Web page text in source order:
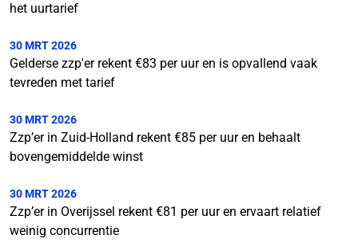
het uurtarief
30 MRT 2026
Gelderse zzp'er rekent €83 per uur en is opvallend vaak
tevreden met tarief
30 MRT 2026
Zzp’er in Zuid-Holland rekent €85 per uur en behaalt
bovengemiddelde winst
30 MRT 2026
Zzp’er in Overijssel rekent €81 per uur en ervaart relatief
weinig concurrentie